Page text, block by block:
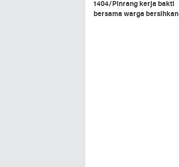
1404/Pinrang kerja bakti
bersama warga bersihkan